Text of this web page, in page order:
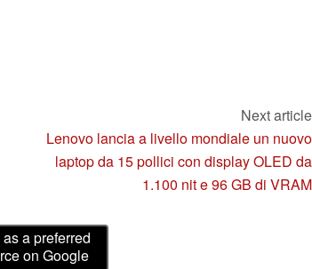
Next article
Lenovo lancia a livello mondiale un nuovo
laptop da 15 pollici con display OLED da
1.100 nit e 96 GB di VRAM
a preferred
on Google